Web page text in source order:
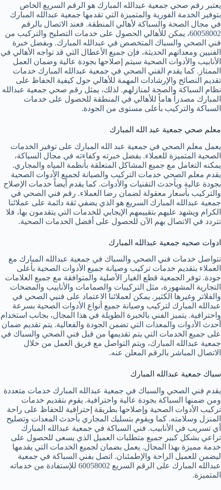
يعتبر رقم صحي جمعية عبدالله المبارك هو الرقم السريع الخاص
بتوفير الخدمة الفورية والمتميزة التي تقدمها جمعية عبدالله المبارك
في مجال الصحة والسباكة لأهالي المنطقة. فعند الاتصال بالرقم
60058002، يمكن للأهالي الحصول على خدمات التصليح والتركيب من
فني الصحي والسباك المتخصص في عبدالله المبارك. وبفضل خبرة
الفنيين ومعداتهم الحديثة، فإن جميع الأعطال التي قد تواجه الأهالي في
الأنابيب والأدوات الصحية سيتم إصلاحها بجودة عالية وضمان العمل
الممتاز. كما يقدم الفني الصحي في جمعية عبدالله المبارك خدمات
تقديم النصائح والإرشادات المهمة للأهالي حول كيفية الحفاظ على
نظام السباكة والصحة لمنازلهم. لذلك، يمثل رقم صحي جمعية عبدالله
المبارك مصدراً هاماً للأهالي في المنطقة للحصول على خدمات
السباكة والتركيب بأعلى مستوى من الجودة.
معلم صحي جمعية عبد الله المبارك
يعمل معلم الصحي في جمعية عبد الله المبارك على توفير الخدمات
الصحية المتميزة للعملاء. بفضل خبرته وكفاءته في مجال السباكة،
يمكنه التعامل مع جميع المشاكل المتعلقة بأنظمة المياه والمجاري.
يقدم معلم الصحي خدمات التركيب والصيانة لجميع الأدوات الصحية
بجودة عالية وبأحدث التقنيات والأدوات. كما يقدم أيضاً خدمات الإصلاح
والتركيب بأسعار معقولة لضمان رضا العملاء. رقم فني الصحي في
جمعية عبدالله المبارك السريع هو الذي يضفي ثقة دائمة على عملائنا
الكرام ويشهد عليهم بتقييمهم الإيجابي للخدمات التي يتقدمون بها، فلا
تتردد في الاتصال بهم الآن للحصول على أفضل الخدمات الصحية.
ادوات صحيه جمعية عبدالله المبارك
تتواصل خدمات فني الصحي والسباك في جمعية عبدالله المبارك مع
العملاء بتقديم خدمات تركيب وصيانة جميع الأدوات الصحية بأعلى
جودة. توفر الجمعية قطع الغيار الأصلية والمتوافقة مع جميع العلامات
التجارية المشهورة، مثل التركيبات والصمامات والأنابيب والمضخات
والفلاتر وغيرها الكثير. يمكن لعملائنا الاعتماد على فنيي الصحي في
عبدالله المبارك لتركيب وصيانة جميع أنواع الأدوات الصحية بسرعة
واحترافية. يتميز الفني بالخبرة الطويلة في هذا المجال، بجانب استخدام
أحدث الأدوات والمعدات التي تضمن الجودة والفعالية. يتم تقديم ضمان
على جميع الخدمات التي يتم تقديمها من قبل فني الصحي والسباك في
جمعية عبدالله المبارك، ويتم التواصل مع فريق العمل من خلال
الاتصال المباشر بالرقم المعلن عنه.
سباك جمعية عبدالله المبارك
يقدم فني الصحي والسباك في جمعية عبدالله المبارك خدمات متعددة
ومن ضمنها السباكة بجودة عالية واحترافية. يقوم بتقديم خدمات
تركيب الأدوات الصحية وإصلاحها بطريقة إحترافية للحفاظ على راحة
المنزل وسلامته. كما ويقوم بتسليك المجاري بأحدث المعدات وتصليح
أي تسريب في الأنابيب. فني السباكة في جمعية عبدالله المبارك
تراعي بشكل كبير جميع متطلبات العميل الذي يسعى للحصول على
خدمة مميزة بهذا المجال. يعمل بضمان لجميع الخدمات التي يقدمها
ليضمن للعميل الراحة والإطمئنان. اتصل بفني السباكة في جمعية
عبدالله المبارك على الرقم السريع 60058002 للإستفادة من خدماته
المتميزة.